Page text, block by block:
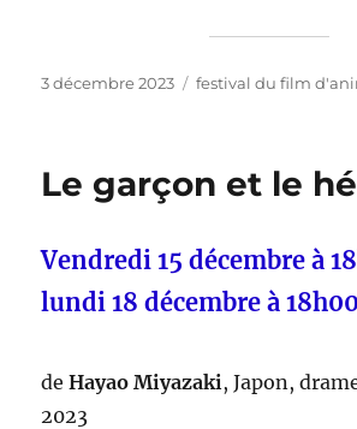
Publié
3 décembre 2023 Catégories
festival du film
Le garçon et le
Vendredi 15 décembre à
lundi 18 décembre à 18h00
deHayao Miyazaki, Japon,
2023